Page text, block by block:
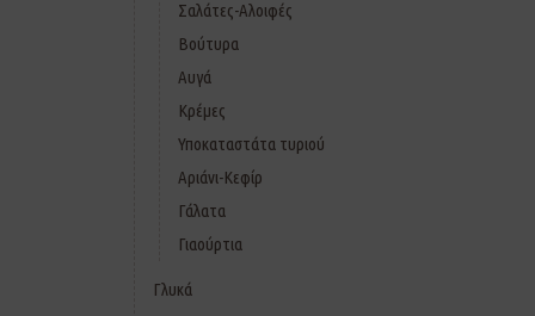
Σαλάτες-Αλοιφές
Βούτυρα
Αυγά
Κρέμες
Υποκαταστάτα τυριού
Αριάνι-Κεφίρ
Γάλατα
Γιαούρτια
Γλυκά